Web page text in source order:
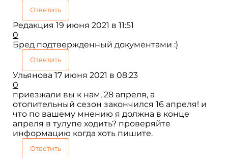
Ответить
Редакция 19 июня 2021 в 11:51
0
Бред подтвержденный документами :)
Ответить
Ульянова 17 июня 2021 в 08:23
0
приезжали вы к нам, 28 апреля, а
отопительный сезон закончился 16 апреля! и
что по вашему мнению я должна в конце
апреля в тулупе ходить? проверяйте
информацию когда хоть пишите.
Ответить